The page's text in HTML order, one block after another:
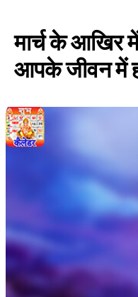
मार्च के आखिर
आपके जीवन में